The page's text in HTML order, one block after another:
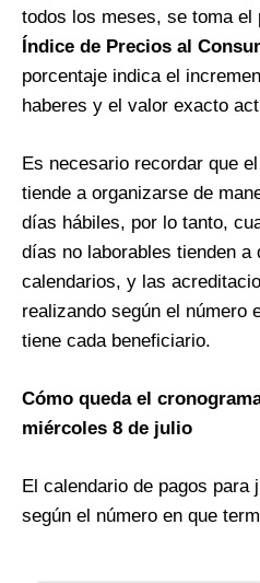
todos los meses, se toma el
Índice de Precios al
porcentaje indica el
haberes y el valor exacto
Es necesario recordar que
tiende a organizarse de
días hábiles, por lo tanto,
días no laborables tienden a
calendarios, y las
realizando según el número
tiene cada beneficiario.
Cómo queda el
miércoles 8 de julio
El calendario de pagos
según el número en que